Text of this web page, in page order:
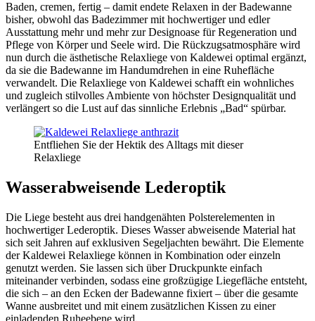
Baden, cremen, fertig – damit endete Relaxen in der Badewanne
bisher, obwohl das Badezimmer mit hochwertiger und edler
Ausstattung mehr und mehr zur Designoase für Regeneration und
Pflege von Körper und Seele wird. Die Rückzugsatmosphäre wird
nun durch die ästhetische Relaxliege von Kaldewei optimal ergänzt,
da sie die Badewanne im Handumdrehen in eine Ruhefläche
verwandelt. Die Relaxliege von Kaldewei schafft ein wohnliches
und zugleich stilvolles Ambiente von höchster Designqualität und
verlängert so die Lust auf das sinnliche Erlebnis „Bad“ spürbar.
Entfliehen Sie der Hektik des Alltags mit dieser
Relaxliege
Wasserabweisende Lederoptik
Die Liege besteht aus drei handgenähten Polsterelementen in
hochwertiger Lederoptik. Dieses Wasser abweisende Material hat
sich seit Jahren auf exklusiven Segeljachten bewährt. Die Elemente
der Kaldewei Relaxliege können in Kombination oder einzeln
genutzt werden. Sie lassen sich über Druckpunkte einfach
miteinander verbinden, sodass eine großzügige Liegefläche entsteht,
die sich – an den Ecken der Badewanne fixiert – über die gesamte
Wanne ausbreitet und mit einem zusätzlichen Kissen zu einer
einladenden Ruheebene wird.